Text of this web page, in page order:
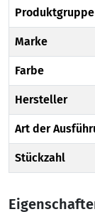
Produktgruppe
Marke
Farbe
Hersteller
Art der
Stückzahl